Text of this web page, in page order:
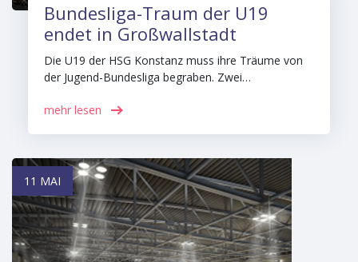
Bundesliga-Traum der U19
endet in Großwallstadt
Die U19 der HSG Konstanz muss ihre Träume von
der Jugend-Bundesliga begraben. Zwei…
mehr lesen
11 MAI